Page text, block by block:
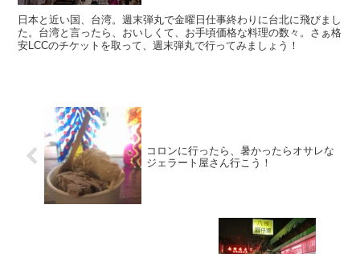
日本と近い国、台湾。週末弾丸で金曜日仕事終わりに台北に飛びまし
た。台湾と言ったら、おいしくて、お手頃価格な料理の数々。さぁ格
安LCCのチケットを取って、週末弾丸で行ってみましょう！
コロンに行ったら、暑かったらオサレな
ジェラート屋さん行こう！